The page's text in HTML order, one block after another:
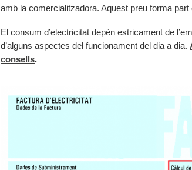
amb la comercialitzadora. Aquest preu forma part
El consum d’electricitat depèn estricament de
d’alguns aspectes del funcionament del dia a dia.
consells.